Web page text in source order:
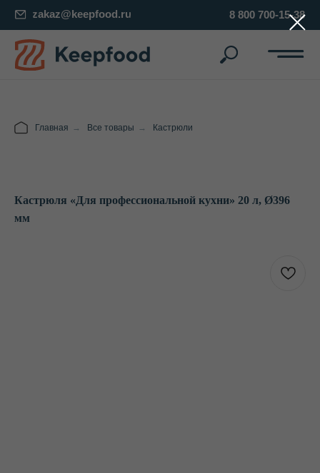
zakaz@keepfood.ru
Главная → Все товары → Кастрюли
Кастрюля «Для профессиональной кухни» 20 л, Ø396
мм